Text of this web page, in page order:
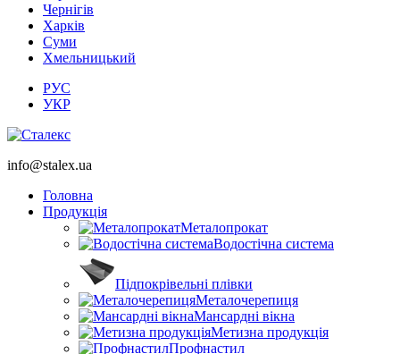
Чернігів
Харків
Суми
Хмельницький
РУС
УКР
info@stalex.ua
Головна
Продукція
Металопрокат
Водостічна система
Підпокрівельні плівки
Металочерепиця
Мансардні вікна
Метизна продукція
Профнастил